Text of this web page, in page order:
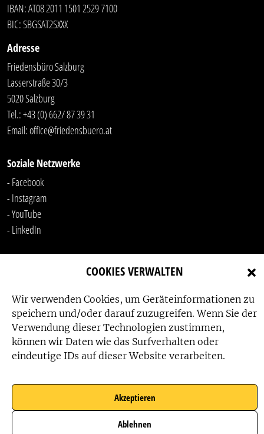
COOKIES VERWALTEN
Wir verwenden Cookies, um Geräteinformationen zu
speichern und/oder darauf zuzugreifen. Wenn Sie der
Verwendung dieser Technologien zustimmen,
können wir Daten wie das Surfverhalten oder
eindeutige IDs auf dieser Website verarbeiten.
Akzeptieren
Ablehnen
IBAN: AT08 2011 1501 2529 7100
BIC: SBGSAT2SXXX
Adresse
Friedensbüro Salzburg
Lasserstraße 30/3
5020 Salzburg
Tel.:+43 (0) 662/ 87 39 31
Email:office@friedensbuero.at
Soziale Netzwerke
- Facebook
- Instagram
- YouTube
- LinkedIn
Das Friedensbüro wird gefördert von:
Das Friedensbüro wird unterstützt von: